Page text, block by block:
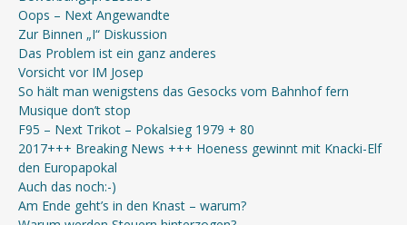
Oops – Next Angewandte
Zur Binnen „I“ Diskussion
Das Problem ist ein ganz anderes
Vorsicht vor IM Josep
So hält man wenigstens das Gesocks vom Bahnhof fern
Musique don’t stop
F95 – Next Trikot – Pokalsieg 1979 + 80
2017+++ Breaking News +++ Hoeness gewinnt mit Knacki-Elf
den Europapokal
Auch das noch:-)
Am Ende geht’s in den Knast – warum?